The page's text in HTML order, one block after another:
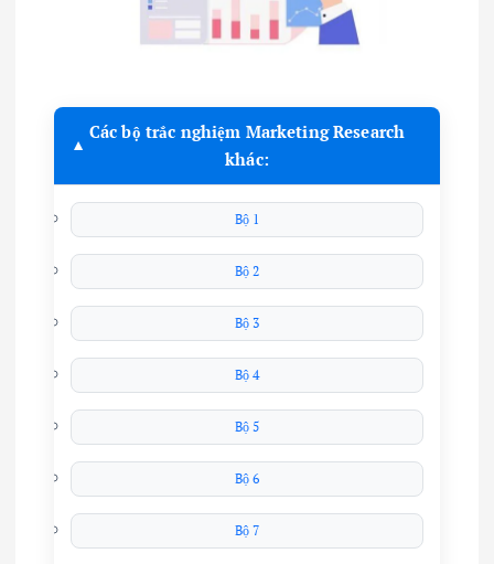
Các bộ trắc nghiệm Marketing Research
khác:
Bộ 1
Bộ 2
Bộ 3
Bộ 4
Bộ 5
Bộ 6
Bộ 7